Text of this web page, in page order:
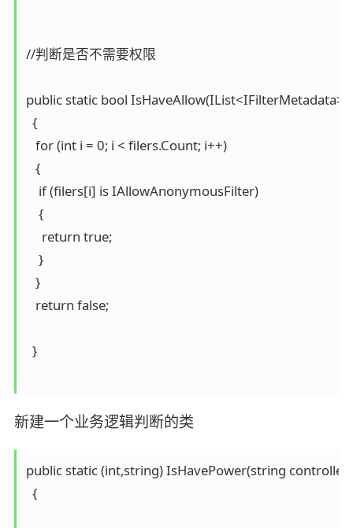
//判断是否不需要权限
public static bool IsHaveAllow(IList<IFilterMetadata>
  {
   for (int i = 0; i < filers.Count; i++)
   {
    if (filers[i] is IAllowAnonymousFilter)
    {
     return true;
    }
   }
   return false;
  }
新建一个业务逻辑判断的类
public static (int,string) IsHavePower(string
  {